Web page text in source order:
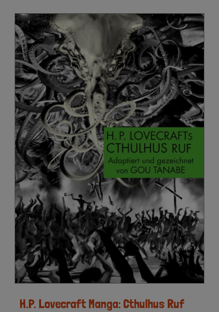
H.P. Lovecraft Manga: Cthulhus Ruf